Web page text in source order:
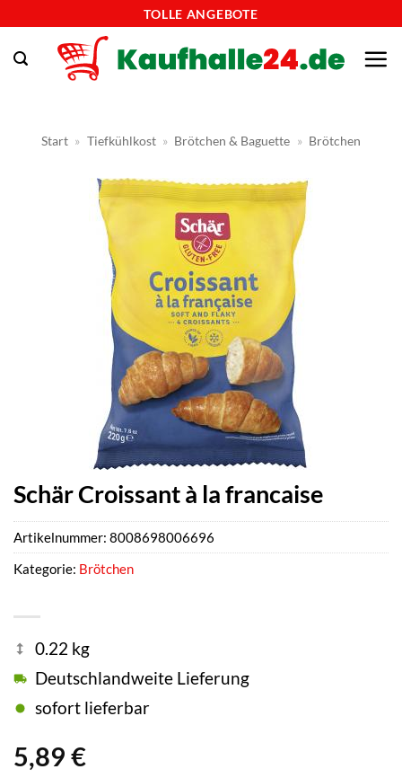
springen
TOLLE ANGEBOTE
Start » Tiefkühlkost » Brötchen & Baguette » Brötchen
Schär Croissant à la francaise
5,89 €
0.22 kg
Deutschlandweite Lieferung
sofort lieferbar
Artikelnummer: 8008698006696
Kategorie: Brötchen